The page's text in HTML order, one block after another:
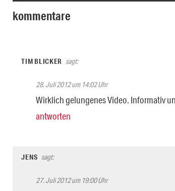
kommentare
TIM BLICKER sagt:
28. Juli 2012 um 14:02 Uhr
Wirklich gelungenes Video. Informativ
antworten
JENS sagt:
27. Juli 2012 um 19:00 Uhr